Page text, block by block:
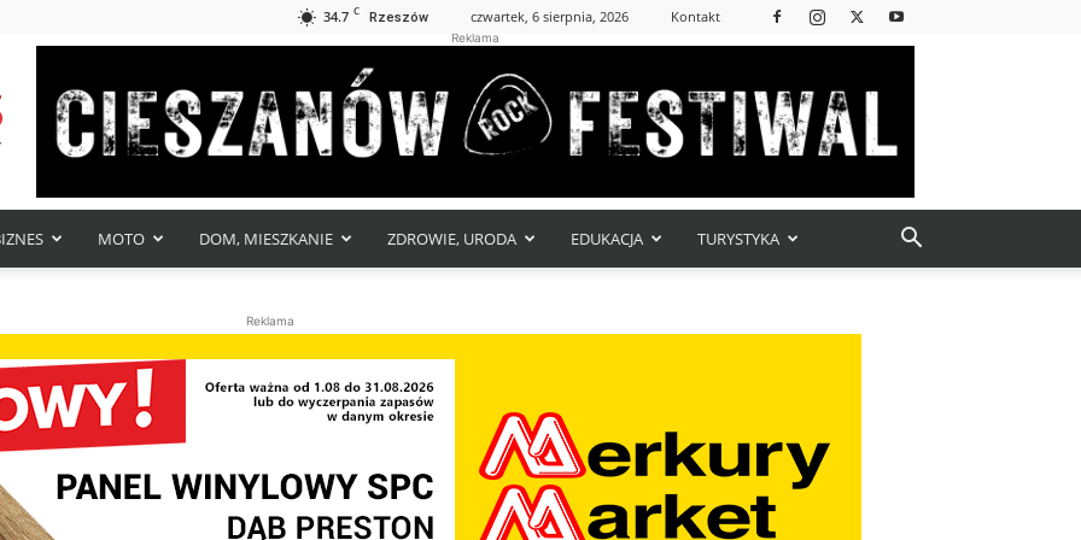
34.7 C Rzeszów czwartek, 6 sierpnia, 2026 Kontakt
Reklama
MOTO DOM, MIESZKANIE ZDROWIE, URODA EDUKACJA TURYSTYKA
Reklama